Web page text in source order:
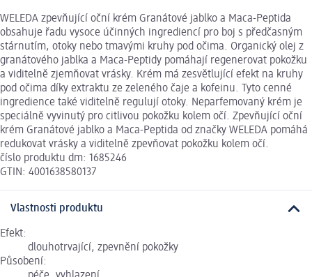
WELEDA zpevňující oční krém Granátové jablko a Maca-Peptida
obsahuje řadu vysoce účinných ingrediencí pro boj s předčasným
stárnutím, otoky nebo tmavými kruhy pod očima. Organický olej z
granátového jablka a Maca-Peptidy pomáhají regenerovat pokožku
a viditelně zjemňovat vrásky. Krém má zesvětlující efekt na kruhy
pod očima díky extraktu ze zeleného čaje a kofeinu. Tyto cenné
ingredience také viditelně regulují otoky. Neparfemovaný krém je
speciálně vyvinutý pro citlivou pokožku kolem očí. Zpevňující oční
krém Granátové jablko a Maca-Peptida od značky WELEDA pomáhá
redukovat vrásky a viditelně zpevňovat pokožku kolem očí.
číslo produktu dm: 1685246
GTIN: 4001638580137
Vlastnosti produktu
Efekt:
dlouhotrvající, zpevnění pokožky
Působení: